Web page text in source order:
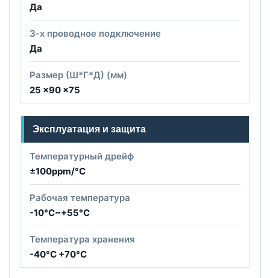
Да
3-x проводное подключение
Да
Размер (Ш*Г*Д) (мм)
25 x90 x75
Эксплуатация и защита
Температурный дрейф
±100ppm/°C
Рабочая температура
-10°C~+55°C
Температура хранения
-40°C +70°C